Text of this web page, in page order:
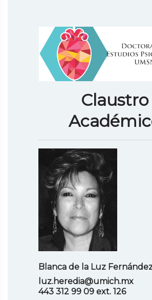
Claustro
Blanca de la Luz
luz.heredia@umich.mx
443 312 99 09 ext. 126